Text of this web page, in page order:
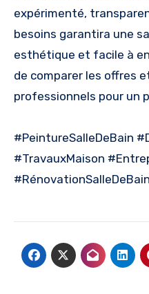
expérimenté,
besoins garantira une
esthétique et facile à
de comparer les offres
professionnels pour un
#PeintureSalleDeBain
#TravauxMaison
#RénovationSalleDeBain